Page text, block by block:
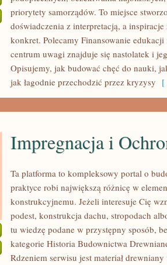
NOWOCZESNE
TECHNOLOGIE
EDUKACJI
priorytety samorządów. To miejsce
doświadczenia z interpretacją, a
konkret. Polecamy Finansowanie
centrum uwagi znajduje się nastolatek i
Opisujemy, jak budować chęć do nauki,
jak łagodnie przechodzić przez kryzysy [
IMPREGNACJA
Impregnacja i
Ta platforma to kompleksowy portal o
praktyce robi największą różnicę w
konstrukcyjnemu. Jeżeli interesuje Cię
podest, konstrukcja dachu, stropodach
tu wiedzę podane w przystępny sposób,
kategorie Historia Budownictwa
Rdzeniem serwisu jest materiał